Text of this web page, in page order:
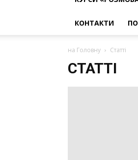
КОНТАКТИ
на Головну Статті
СТАТТІ